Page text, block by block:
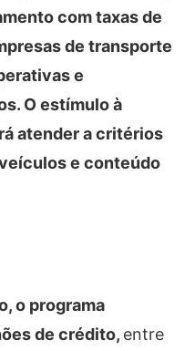
com taxas de
de transporte
e
O estímulo à
atender a critérios
e conteúdo
o programa
de crédito, entre